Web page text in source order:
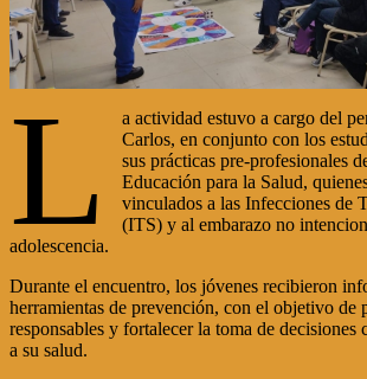
L
a actividad estuvo a cargo del
Carlos, en conjunto con los
sus prácticas pre-profesionales
Educación para la Salud,
vinculados a las Infecciones de
(ITS) y al embarazo no
adolescencia.
Durante el encuentro, los jóvenes recibieron
herramientas de prevención, con el objetivo de
responsables y fortalecer la toma de decisiones
a su salud.